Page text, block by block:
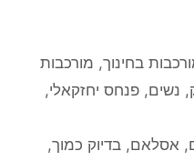
בחינוך, מורכבות
, נשים, פנחס יחזקאלי,
, אסלאם,בדיוק כמוך,